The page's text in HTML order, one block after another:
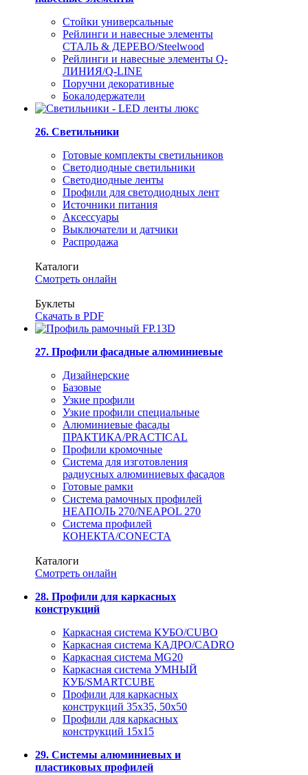
Стойки универсальные
Рейлинги и навесные элементы
СТАЛЬ & ДЕРЕВО/Steelwood
Рейлинги и навесные элементы Q-
ЛИНИЯ/Q-LINE
Поручни декоративные
Бокалодержатели
26. Светильники
Готовые комплекты светильников
Светодиодные светильники
Светодиодные ленты
Профили для светодиодных лент
Источники питания
Аксессуары
Выключатели и датчики
Распродажа
Каталоги
Смотреть онлайн
Буклеты
Скачать в PDF
27. Профили фасадные алюминиевые
Дизайнерские
Базовые
Узкие профили
Узкие профили специальные
Алюминиевые фасады
ПРАКТИКА/PRACTICAL
Профили кромочные
Система для изготовления
радиусных алюминиевых фасадов
Готовые рамки
Система рамочных профилей
НЕАПОЛЬ 270/NEAPOL 270
Система профилей
КОНЕКТА/CONECTA
Каталоги
Смотреть онлайн
28. Профили для каркасных
конструкций
Каркасная система КУБО/CUBO
Каркасная система КАДРО/CADRO
Каркасная система MG20
Каркасная система УМНЫЙ
КУБ/SMARTCUBE
Профили для каркасных
конструкций 35x35, 50x50
Профили для каркасных
конструкций 15х15
29. Системы алюминиевых и
пластиковых профилей